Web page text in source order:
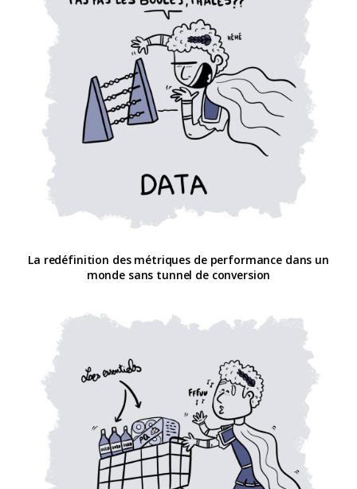
La redéfinition des métriques de performance dans un
monde sans tunnel de conversion